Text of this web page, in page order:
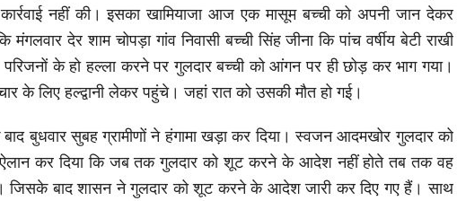
कार्रवाई नहीं की। इसका खामियाजा आज एक मासूम बच्ची को अपनी जान देकर
देर शाम चोपड़ा गांव निवासी बच्ची सिंह जीना कि पांच वर्षीय बेटी राखी
के हो हल्ला करने पर गुलदार बच्ची को आंगन पर ही छोड़ कर भाग गया।
के लिए हल्द्वानी लेकर पहुंचे। जहां रात को उसकी मौत हो गई।
बुधवार सुबह ग्रामीणों ने हंगामा खड़ा कर दिया। स्वजन आदमखोर गुलदार को
कर दिया कि जब तक गुलदार को शूट करने के आदेश नहीं होते तब तक वह
जिसके बाद शासन ने गुलदार को शूट करने के आदेश जारी कर दिए गए हैं। साथ